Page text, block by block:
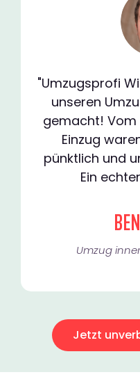
"Umzugsprofi
unseren
gemacht! Vom
Einzug
pünktlich und
Ein
Umzug
Jetzt